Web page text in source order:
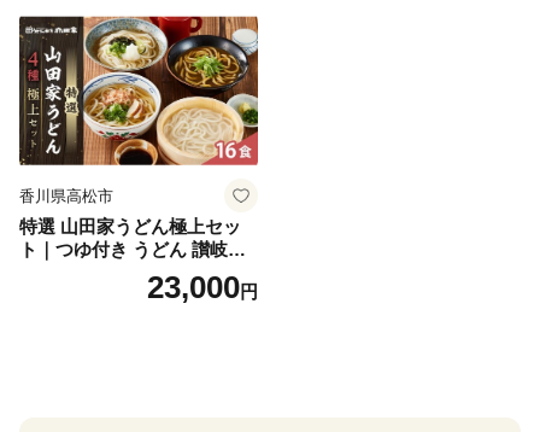
香川県高松市
特選 山田家うどん極上セッ
ト｜つゆ付き うどん 讃岐う
どん さぬきうどん 生麵 うど
んセット カレーうどん 生う
23,000円